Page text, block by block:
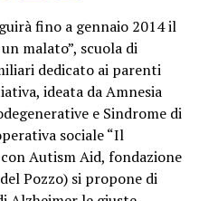
fino a gennaio 2014 il
malato”, scuola di
dedicato ai parenti
ideata da Amnesia
e Sindrome di
sociale “Il
Autism Aid, fondazione
Pozzo) si propone di